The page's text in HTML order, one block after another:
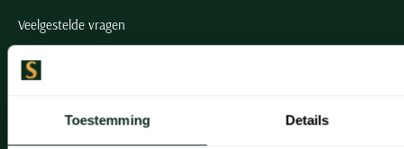
Toestemming Details
Veelgestelde vragen
Bestellen
Verzenden